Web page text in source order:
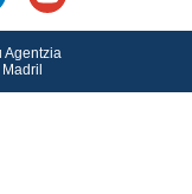
Agentzia